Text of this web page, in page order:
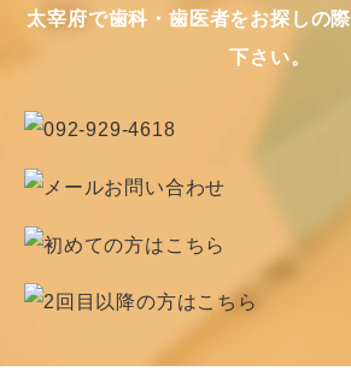
太宰府で歯科・歯医者をお探しの
下さい。